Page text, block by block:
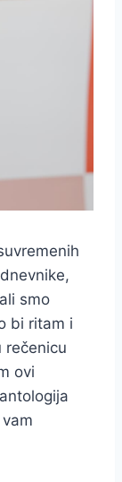
smo
bi ritam i
rečenicu
ovi